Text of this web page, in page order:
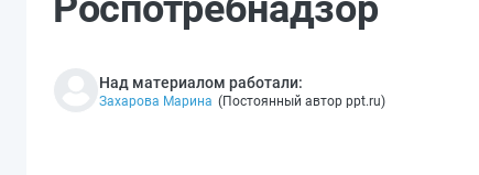
Над материалом работали:
Захарова Марина (Постоянный автор ppt.ru)